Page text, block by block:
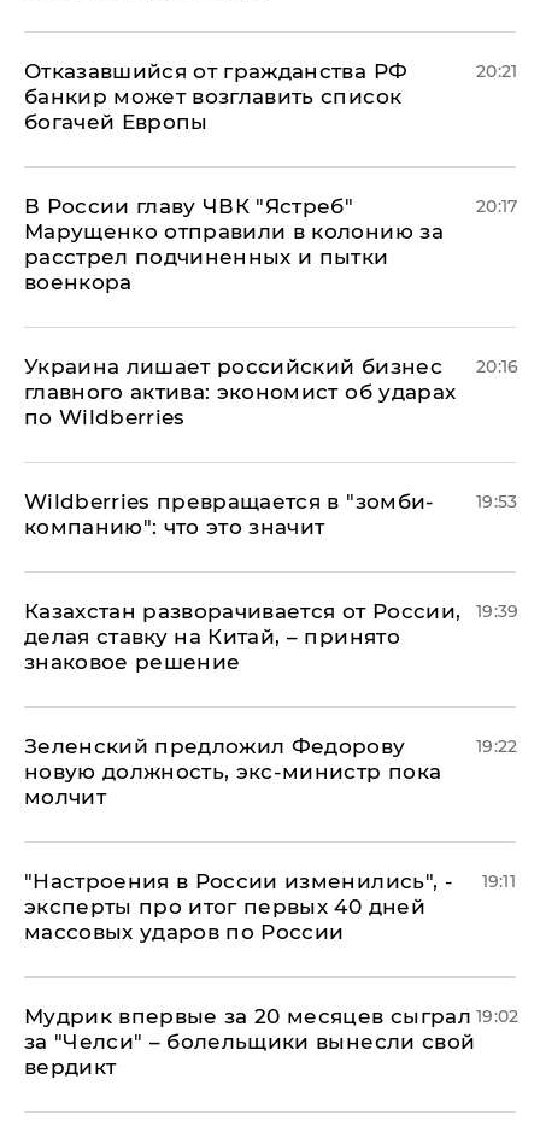
Отказавшийся от гражданства РФ
банкир может возглавить список
богачей Европы
20:21
В России главу ЧВК "Ястреб"
Марущенко отправили в колонию за
расстрел подчиненных и пытки
военкора
20:17
​Украина лишает российский бизнес
главного актива: экономист об ударах
по Wildberries
20:16
Wildberries превращается в "зомби-
компанию": что это значит
19:53
Казахстан разворачивается от России,
делая ставку на Китай, – принято
знаковое решение
19:39
Зеленский предложил Федорову
новую должность, экс-министр пока
молчит
19:22
"Настроения в России изменились", -
эксперты про итог первых 40 дней
массовых ударов по России
19:11
Мудрик впервые за 20 месяцев сыграл
за "Челси" – болельщики вынесли свой
вердикт
19:02